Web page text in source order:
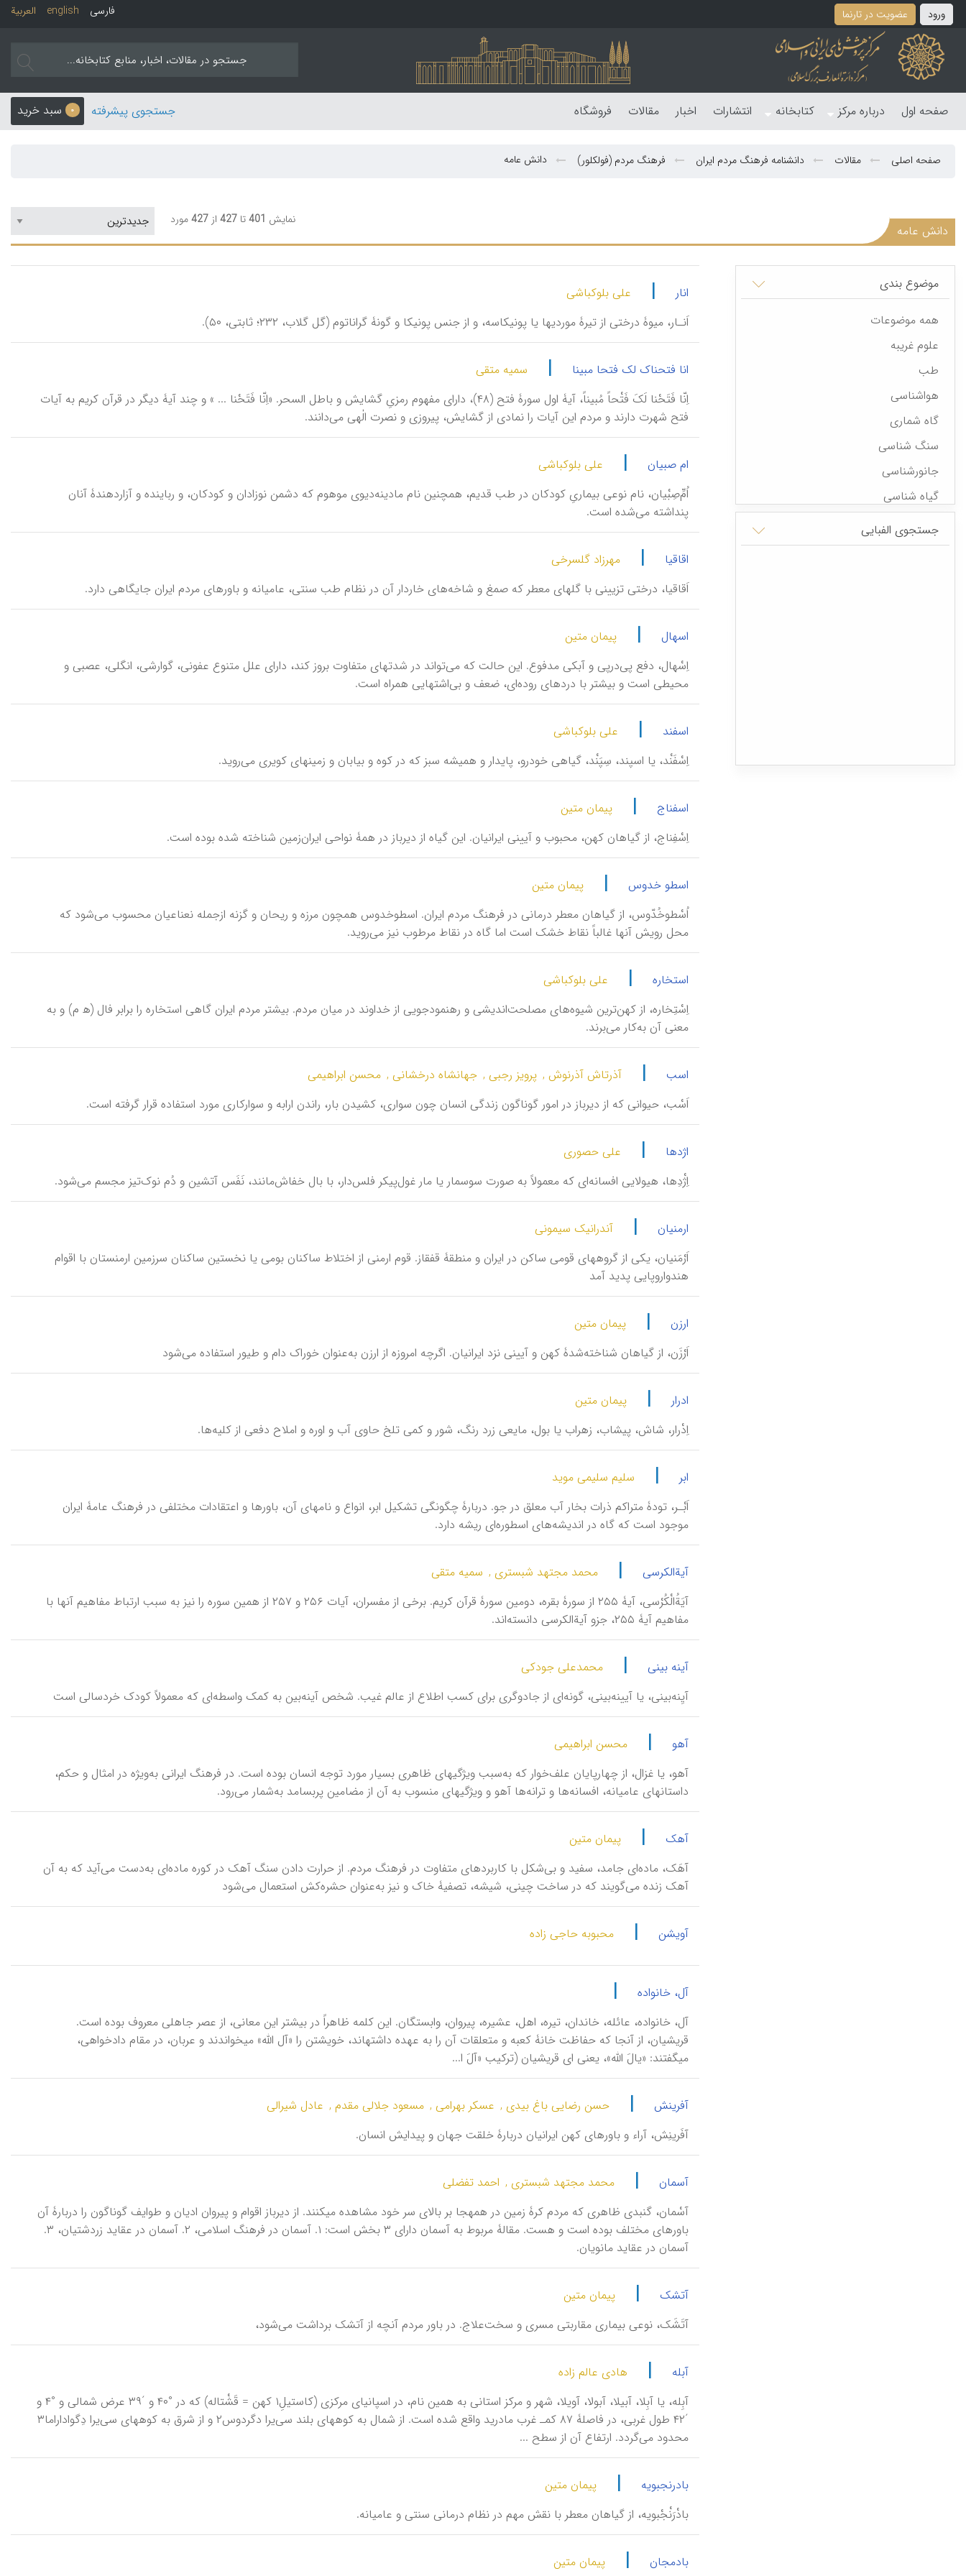
ورود عضویت در تارنما العربیة english فارسی
صفحه اول درباره مرکز کتابخانه انتشارات اخبار مقالات فروشگاه 0 سبد خرید جستجوی پیشرفته
صفحه اصلی مقالات دانشنامه فرهنگ مردم ایران فرهنگ مردم (فولکلور) دانش عامه
دانش عامه
نمایش 401تا 427 از 427مورد
موضوع بندی
همه موضوعات
علوم غریبه
طب
هواشناسی
گاه شماری
سنگ شناسی
جانورشناسی
گیاه شناسی
خواب گزاری
اوزان و مقادیر
جستجوی الفبایی
انار |
علی بلوکباشی
اَنـار، میوۀ درختی از تیرۀ موردیها یا پونیكاسه، و از جنس پونیكا و گونۀ گراناتوم (گل گلاب، ۲۳۲؛ ثابتی، ۵۰).
انا فتحناک لک فتحا مبینا |
سمیه متقی
اِنّا فَتَحْنا لَکَ فَتْحاً مُبیناً، آیۀ اول سورۀ فتح (۴۸)، دارای مفهوم رمزیِ گشایش و باطل السحر. «اِنّا فَتَحْنا ... » و چند آیۀ دیگر در قرآن کریم به آیات
فتح شهرت دارند و مردم این آیات را نمادی از گشایش، پیروزی و نصرت الٰهی می‌دانند.
ام صبیان |
علی بلوکباشی
اُمِّ‌صِبْیان، نام نوعی بیماریِ کودکان در طب قدیم، همچنین نام مادینه‌دیوی موهوم که دشمن‌ نوزادان و کودکان، و رباینده و آزاردهندۀ آنان
پنداشته می‌شده است.
اقاقیا |
مهرزاد گلسرخی
اَقاقیا، درختی تزیینی با گلهای معطر که صمغ و شاخه‌های خاردار آن در نظام طب سنتی، عامیانه و باورهای مردم ایران جایگاهی دارد.
اسهال |
پیمان متین
اِسْهال، دفع پی‌درپی و آبکی مدفوع. این حالت که می‌تواند در شدتهای متفاوت بروز کند، دارای علل متنوع عفونی، گوارشی، انگلی، عصبی و
محیطی است و بیشتر با دردهای روده‌ای، ضعف و بی‌اشتهایی همراه است.
اسفند |
علی بلوکباشی
اِسْفَنْد، یا اسپند، سِپَنْد، گیاهی خودرو، پایدار و همیشه سبز که در کوه و بیابان و زمینهای کویری می‌روید.
اسفناج |
پیمان متین
اِسْفِناج، از گیاهان کهن، محبوب و آیینی ایرانیان. این گیاه از دیرباز در همۀ نواحی ایران‌زمین شناخته شده بوده است.
اسطو خدوس |
پیمان متین
اُسْطوخُدّوس، از گیاهان معطر درمانی در فرهنگ مردم ایران. اسطوخدوس همچون مرزه و ریحان و گزنه ازجمله نعناعیان محسوب می‌شود که
محل رویش آنها غالباً نقاط خشک است اما گاه در نقاط مرطوب نیز می‌روید.
استخاره |
علی بلوکباشی
اِسْتِخاره، از کهن‌ترین شیوه‌های مصلحت‌اندیشی و رهنمودجویی از خداوند در میان مردم. بیشتر مردم ایران گاهی استخاره را برابر فال (ه‍ م) و به
معنی آن به‌کار می‌برند.
اسب | آذرتاش آذرنوش , پرویز رجبی , جهانشاه درخشانی , محسن ابراهیمی
اَسْب، حیوانی که از دیرباز در امور گوناگون زندگی انسان چون سواری، کشیدن بار، راندن ارابه و سوارکاری مورد استفاده قرار گرفته است.
اژدها |
علی حصوری
اِژْدِها، هیولایی افسانه‌ای که معمولاً به صورت سوسمار یا مار غول‌پیکر فلس‌دار، با بال خفاش‌مانند، نَفَس آتشین و دُم نوک‌تیز مجسم می‌شود.
ارمنیان |
آندرانیک سیمونی
اَرْمَنیان، یکی از گروههای قومی ساکن در ایران و منطقۀ قفقاز. قوم ارمنی از اختلاط ساكنان بومی یا نخستین ساكنان سرزمین ارمنستان با اقوام
هندواروپایی پدید آمد
ارزن |
پیمان متین
اَرْزَن، از گیاهان شناخته‌شدۀ کهن و آیینی نزد ایرانیان. اگرچه امروزه از ارزن به‌عنوان خوراک دام و طیور استفاده می‌شود
ادرار |
پیمان متین
‌اِدْرار، شاش، پیشاب، زهراب یا بول، مایعی زرد رنگ، شور و کمی تلخ حاوی آب و اوره و املاح دفعی از کلیه‌ها.
ابر |
سلیم سلیمی موید
اَبْـر، تودۀ متراکم ذرات بخار آب معلق در جو. دربارۀ چگونگی تشکیل ابر، انواع و نامهای آن، باورها و اعتقادات مختلفی در فرهنگ عامۀ ایران
موجود است که گاه در اندیشه‌های اسطوره‌ای ریشه دارد.
آیةالکرسی | محمد مجتهد شبستری , سمیه متقی
آیَةُالْکُرْسی، آیۀ ۲۵۵ از سورۀ بقره، دومین سورۀ قرآن کریم. برخی از مفسران، آیات ۲۵۶ و ۲۵۷ از همین سوره را نیز به سبب ارتباط مفاهیم آنها با
مفاهیم آیۀ ۲۵۵، جزو آیةالکرسی دانسته‌اند.
آینه بینی |
محمدعلی جودکی
آیِنه‌بینی، یا آیینه‌بینی، گونه‌ای از جادوگری برای کسب اطلاع از عالم غیب. شخص آینه‌بین به کمک واسطه‌ای که معمولاً کودک خردسالی است
آهو |
محسن ابراهیمی
آهو، یا غزال، از چهارپایان علف‌خوار که به‌سبب ویژگیهای ظاهری بسیار مورد توجه انسان بوده است. در فرهنگ ایرانی به‌ویژه در امثال و حکم،
داستانهای عامیانه، افسانه‌ها و ترانه‌ها آهو و ویژگیهای منسوب به آن از مضامین پربسامد به‌شمار می‌رود.
آهک |
پیمان متین
‌آهَک، ماده‌ای جامد، سفید و بی‌شکل با کاربردهای متفاوت در فرهنگ مردم. از حرارت دادن سنگ آهک در کوره ماده‌ای به‌دست می‌آید که به آن
آهک زنده می‌گویند که در ساخت چینی، شیشه، تصفیۀ خاک و نیز به‌عنوان حشره‌کش استعمال می‌شود
آویشن | محبوبه حاجی زاده
آل، خانواده |
آل، خانواده، عائله، خاندان، تیره، اهل، عشیره، پیروان، وابستگان. این کلمه ظاهراً در بیشتر این معانی، از عصر جاهلی معروف بوده است.
قریشیان، از آنجا که حفاظت خانۀ کعبه و متعلقات آن را به عهده داشته‎اند، خویشتن را «آل الله» می‎خواندند و عربان، در مقام دادخواهی،
می‎گفتند: «یالَ الله»، یعنی ای قریشیان (ترکیب «آلَ ا...
آفرینش | حسن رضایی باغ بیدی , عسکر بهرامی , مسعود جلالی مقدم , عادل شیرالی
آفَرینِش، آراء و باورهای کهن ایرانیان دربارۀ خلقت جهان و پیدایش انسان.
آسمان | محمد مجتهد شبستری , احمد تفضلی
آسْمان، گنبدی ظاهری که مردم کرۀ زمین در همه‎جا بر بالای سر خود مشاهده می‎کنند. از دیرباز اقوام و پیروان ادیان و طوایف گوناگون را دربارۀ آن
باورهای مختلف بوده است و هست. مقالۀ مربوط به آسمان دارای ۳ بخش است: ۱. آسمان در فرهنگ اسلامی، ۲. آسمان در عقاید زردشتیان، ۳.
آسمان در عقاید مانویان.
آتشک |
پیمان متین
آتَشَک، نوعی بیماری مقاربتی مسری و سخت‌علاج. در باور مردم آنچه از آتشک برداشت می‌شود،
آبله |
هادی عالم زاده
آبِله، یا آبِلا، آبیلا، آبولا، آویلا، شهر و مركز استانی به همین نام، در اسپانیای مركزی (كاستیلِ۱ كهن = قَشْتاله) كه در °۴۰ و ´۳۹ عرض شمالی و °۴ و
´۴۲ طول غربی، در فاصلۀ ۸۷ كمـ غرب مادرید واقع شده است. از شمال به كوههای بلند سی‌یرا دگردوس۲ و از شرق به كوههای سی‌یرا دِگواداراما۳
محدود می‌گردد. ارتفاع آن از سطح ...
بادرنجبویه |
پیمان متین
بادْرَنْجْبویه، از گیاهان معطر با نقش مهم در نظام درمانی سنتی و عامیانه.
بادمجان | پیمان متین